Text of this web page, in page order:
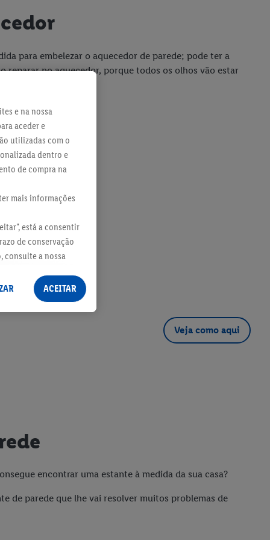
para embelezar o aquecedor de parede; pode ter a
reparar no aquecedor, porque todos os olhos vão estar
Veja como aqui
encontrar uma estante à medida da sua casa?
de parede que lhe vai resolver muitos problemas de
e na nossa
aceder e
utilizadas com o
dentro e
de compra na
mais informações
está a consentir
de conservação
consulte a nossa
ACEITAR